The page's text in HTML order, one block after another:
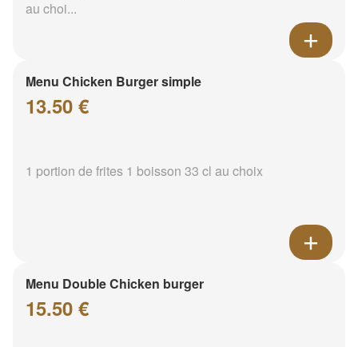
au choi...
Menu Chicken Burger simple
13.50 €
1 portion de frites 1 boisson 33 cl au choix
Menu Double Chicken burger
15.50 €